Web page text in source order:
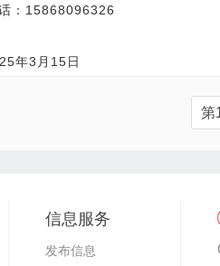
：15868096326
年3月15日
第
信息服务
发布信息